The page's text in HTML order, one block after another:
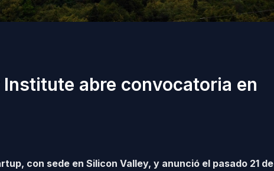
abre convocatoria en
con sede en Silicon Valley, y anunció el pasado 21 de